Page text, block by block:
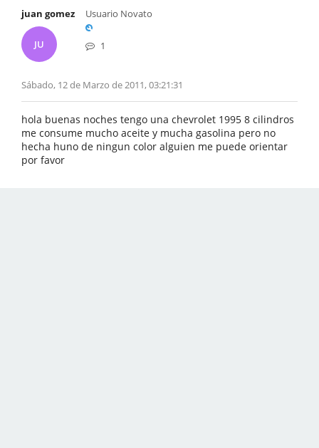
juan gomez
JU
Usuario Novato
1
Sábado, 12 de Marzo de 2011, 03:21:31
hola buenas noches tengo una chevrolet 1995 8 cilindros
me consume mucho aceite y mucha gasolina pero no
hecha huno de ningun color alguien me puede orientar
por favor